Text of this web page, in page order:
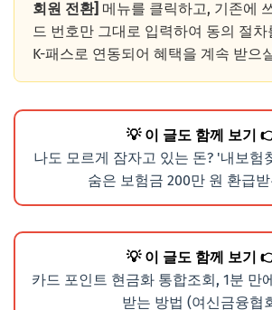
회원 전환] 메뉴를 클릭하고, 기존에
드 번호만 그대로 입력하여 동의 절차
K-패스로 연동되어 혜택을 계속 받으
💡 이 글도 함께 보기
나도 모르게 잠자고 있는 돈? '내보험
숨은 보험금 200만 원 환급
💡 이 글도 함께 보기
카드 포인트 현금화 통합조회, 1분 만
받는 방법 (여신금융협